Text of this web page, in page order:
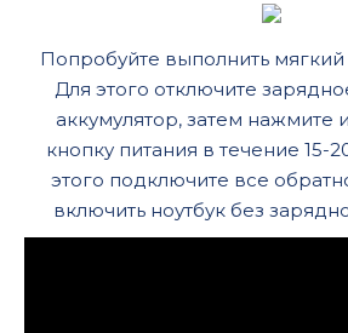
Попробуйте выполнить мягкий
Для этого отключите
аккумулятор, затем нажмите
кнопку питания в течение 15-
этого подключите все
включить ноутбук без